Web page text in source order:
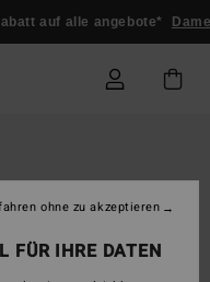
auf alle angebote* Damen
FÜR IHRE DATEN
ohne zu akzeptieren